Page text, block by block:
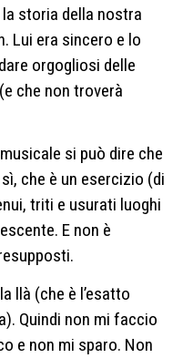
storia della nostra
Lui era sincero e lo
orgogliosi delle
che non troverà
si può dire che
che è un esercizio (di
triti e usurati luoghi
E non è
llà (che è l’esatto
Quindi non mi faccio
e non mi sparo. Non